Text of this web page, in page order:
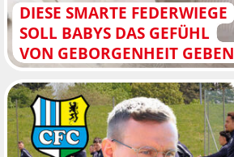
DIESE SMARTE FEDERWIEGE
SOLL BABYS DAS GEFÜHL
VON GEBORGENHEIT GEBEN